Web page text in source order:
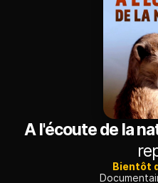
A l'écoute de la
Bientôt